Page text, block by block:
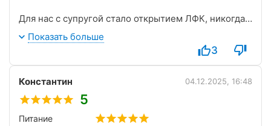
Для нас с супругой стало открытием ЛФК, никогда
мы не посещали, считали тратой времени. Но в этот
раз решили пробно посетить и насколько же
велико было наше удивление! Владимир
профессионал, мастер своего дела. Наши суставы
получили новую жизнь, мы не пропустили ни
одного занятия и считаем ЛФК под управлением
Владимира полезной полноценной процедурой.
Показать больше
3
Константин 04.12.2025, 16:48
5
Питание